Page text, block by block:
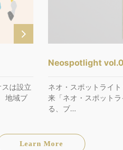
は設立
地域ブ
Neospotlight
ネオ・スポットライ
来「ネオ・スポット
る、ブ…
Learn More